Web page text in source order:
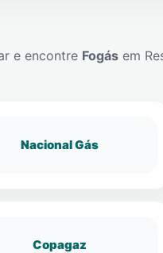
e encontre Fogás em
Nacional Gás
Copagaz